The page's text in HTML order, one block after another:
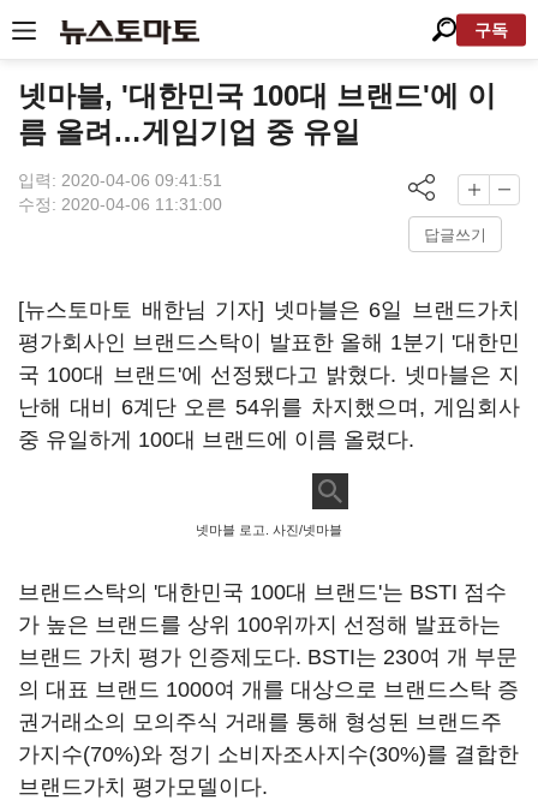
구독
넷마블, '대한민국 100대 브랜드'에 이
름 올려…게임기업 중 유일
입력: 2020-04-06 09:41:51
수정: 2020-04-06 11:31:00
답글쓰기
[뉴스토마토 배한님 기자] 넷마블은 6일 브랜드가치
평가회사인 브랜드스탁이 발표한 올해 1분기 '대한민
국 100대 브랜드'에 선정됐다고 밝혔다. 넷마블은 지
난해 대비 6계단 오른 54위를 차지했으며, 게임회사
중 유일하게 100대 브랜드에 이름 올렸다.
넷마블 로고. 사진/넷마블
브랜드스탁의 '대한민국 100대 브랜드'는 BSTI 점수
가 높은 브랜드를 상위 100위까지 선정해 발표하는
브랜드 가치 평가 인증제도다. BSTI는 230여 개 부문
의 대표 브랜드 1000여 개를 대상으로 브랜드스탁 증
권거래소의 모의주식 거래를 통해 형성된 브랜드주
가지수(70%)와 정기 소비자조사지수(30%)를 결합한
브랜드가치 평가모델이다.